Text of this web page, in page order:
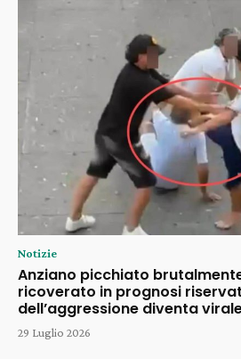
Notizie
Anziano picchiato
ricoverato in prognosi
dell’aggressione diventa
29 Luglio 2026